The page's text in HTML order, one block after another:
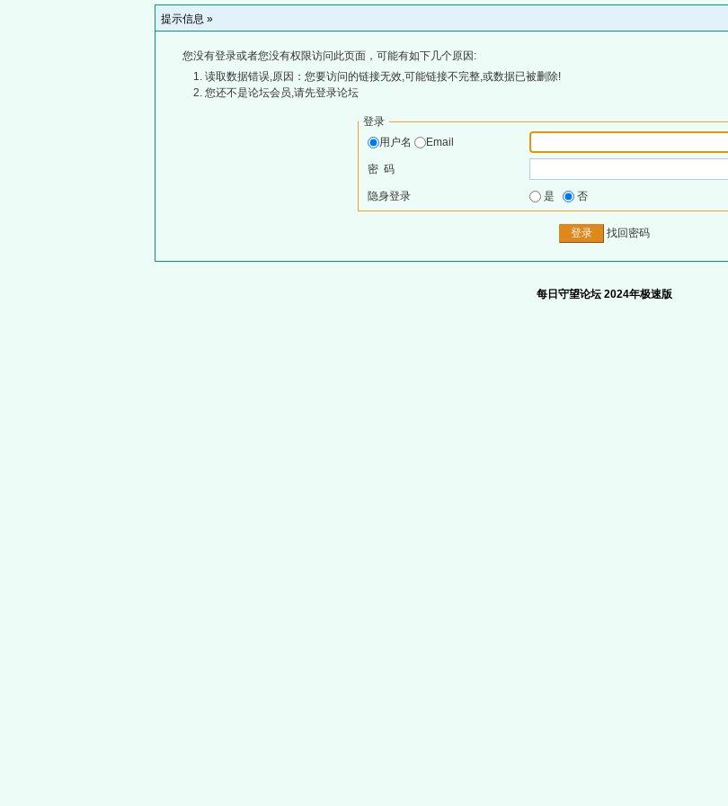
提示信息 »
您没有登录或者您没有权限访问此页面，可能有如下几个原因:
读取数据错误,原因：您要访问的链接无效,可能链接不完整,或数据已被删除!
您还不是论坛会员,请先登录论坛
登录
用户名
Email
密 码
隐身登录 是 否
找回密码
每日守望论坛 2024年极速版